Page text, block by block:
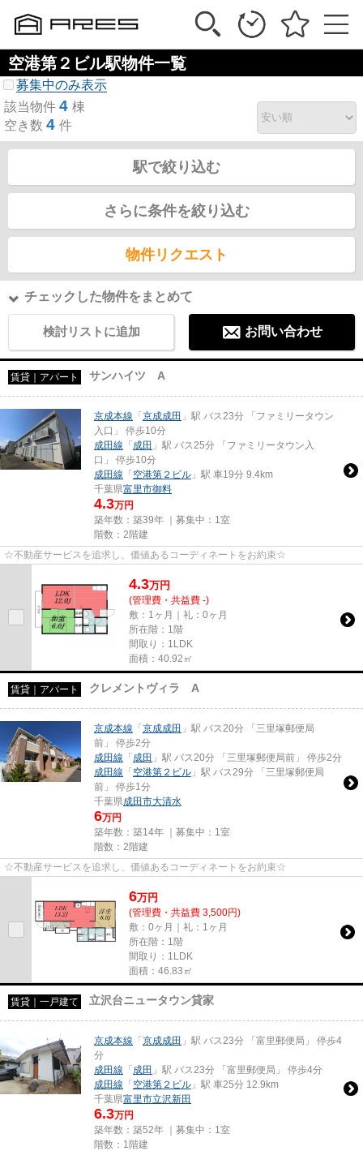
空港第２ビル駅物件一覧
募集中のみ表示
該当物件 4 棟
空き数 4 件
駅で絞り込む
さらに条件を絞り込む
物件リクエスト
チェックした物件をまとめて
検討リストに追加 お問い合わせ
賃貸｜アパート サンハイツ A
京成本線 「京成成田 」駅 バス23分 「ファミリータウン
入口」 停歩10分
成田線 「成田 」駅 バス25分 「ファミリータウン入
口」 停歩10分
成田線 「空港第２ビル 」駅 車19分 9.4km
千葉県富里市御料
4.3万円
築年数：築39年 ｜募集中： 1室
階数：2階建
☆不動産サービスを追求し、価値あるコーディネートをお約束☆
4.3万円
(管理費・共益費 -)
敷：1ヶ月｜礼：0ヶ月
所在階：1階
間取り：1LDK
面積：40.92㎡
賃貸｜アパート クレメントヴィラ A
京成本線 「京成成田 」駅 バス20分 「三里塚郵便局
前」 停歩2分
成田線 「成田 」駅 バス20分 「三里塚郵便局前」 停歩2分
成田線 「空港第２ビル 」駅 バス29分 「三里塚郵便局
前」 停歩1分
千葉県成田市大清水
6万円
築年数：築14年 ｜募集中： 1室
階数：2階建
☆不動産サービスを追求し、価値あるコーディネートをお約束☆
6万円
(管理費・共益費 3,500円)
敷：0ヶ月｜礼：1ヶ月
所在階：1階
間取り：1LDK
面積：46.83㎡
賃貸｜一戸建て 立沢台ニュータウン貸家
京成本線 「京成成田 」駅 バス23分 「富里郵便局」 停歩4
分
成田線 「成田 」駅 バス23分 「富里郵便局」 停歩4分
成田線 「空港第２ビル 」駅 車25分 12.9km
千葉県富里市立沢新田
6.3万円
築年数：築52年 ｜募集中： 1室
階数：1階建